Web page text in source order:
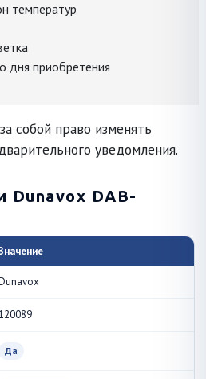
температур
дня приобретения
собой право изменять
уведомления.
Dunavox DAB-
Да